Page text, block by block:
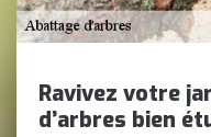
Ravivez votre
d’arbres bien